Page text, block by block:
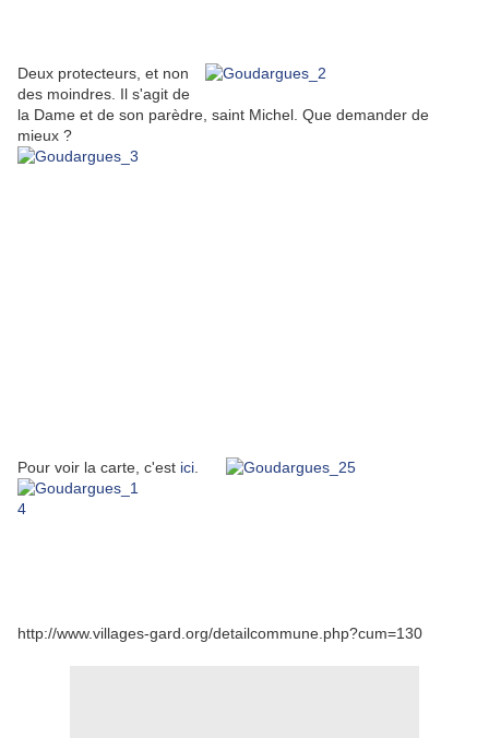
Deux protecteurs, et non
des moindres. Il s'agit de
la Dame et de son parèdre, saint Michel. Que demander de
mieux ?
Pour voir la carte, c'est ici
http://www.villages-gard.org/detailcommune.php?cum=130